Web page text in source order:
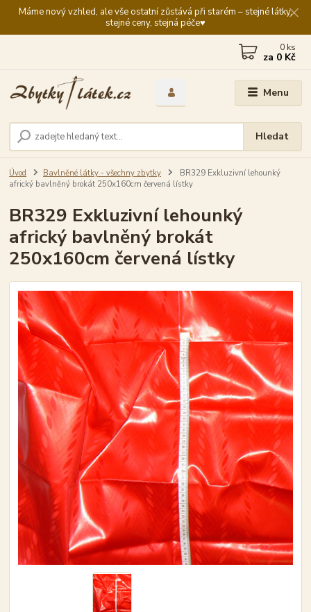
Máme nový vzhled, ale vše ostatní zůstává při starém – stejné látky,
stejné ceny, stejná péče♥️
Menu
Hledat
0 ks
za 0 Kč
Úvod Bavlněné látky - všechny zbytky
BR329 Exkluzivní lehounký
africký bavlněný brokát 250x160cm červená lístky
BR329 Exkluzivní lehounký
africký bavlněný brokát
250x160cm červená lístky